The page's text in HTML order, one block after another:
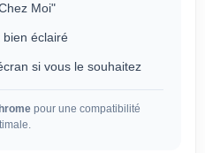
Moi"
éclairé
si vous le souhaitez
pour une compatibilité